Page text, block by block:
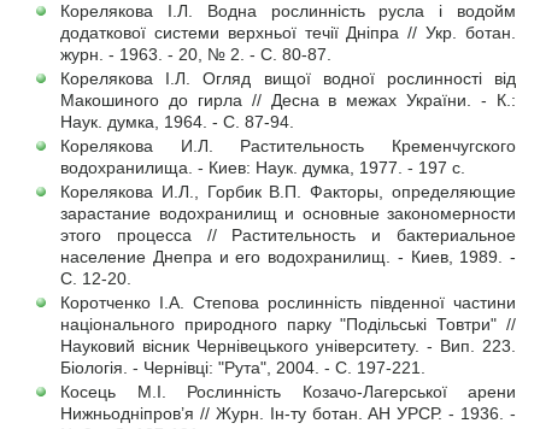
Корелякова І.Л. Водна рослинність русла і водойм
додаткової системи верхньої течії Дніпра // Укр. ботан.
журн. - 1963. - 20, № 2. - С. 80-87.
Корелякова І.Л. Огляд вищої водної рослинності від
Макошиного до гирла // Десна в межах України. - К.:
Наук. думка, 1964. - С. 87-94.
Корелякова И.Л. Растительность Кременчугского
водохранилища. - Киев: Наук. думка, 1977. - 197 с.
Корелякова И.Л., Горбик В.П. Факторы, определяющие
зарастание водохранилищ и основные закономерности
этого процесса // Растительность и бактериальное
население Днепра и его водохранилищ. - Киев, 1989. -
С. 12-20.
Коротченко І.А. Степова рослинність південної частини
національного природного парку "Подільські Товтри" //
Науковий вісник Чернівецького університету. - Вип. 223.
Біологія. - Чернівці: "Рута", 2004. - С. 197-221.
Косець М.І. Рослинність Козачо-Лагерської арени
Нижньодніпров’я // Журн. Ін-ту ботан. АН УРСР. - 1936. -